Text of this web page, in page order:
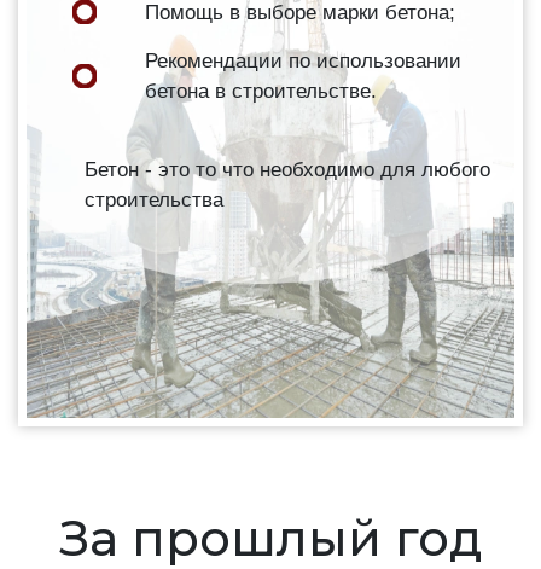
Помощь в выборе марки бетона;
Рекомендации по использовании
бетона в строительстве.
Бетон - это то что необходимо для любого
строительства
За прошлый год